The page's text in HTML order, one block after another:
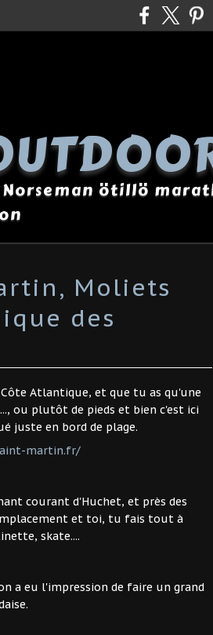
ötillö
Moliets
des
Côte Atlantique, et que tu as qu'une
ou plutôt de pieds et bien c'est ici
juste en bord de plage.
martin.fr/
courant d'Huchet, et près des
et toi, tu fais tout à
skate....
a eu l'impression de faire un grand